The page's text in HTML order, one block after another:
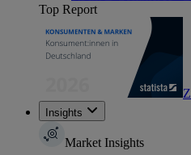
Top Report
Insights
Market Insights